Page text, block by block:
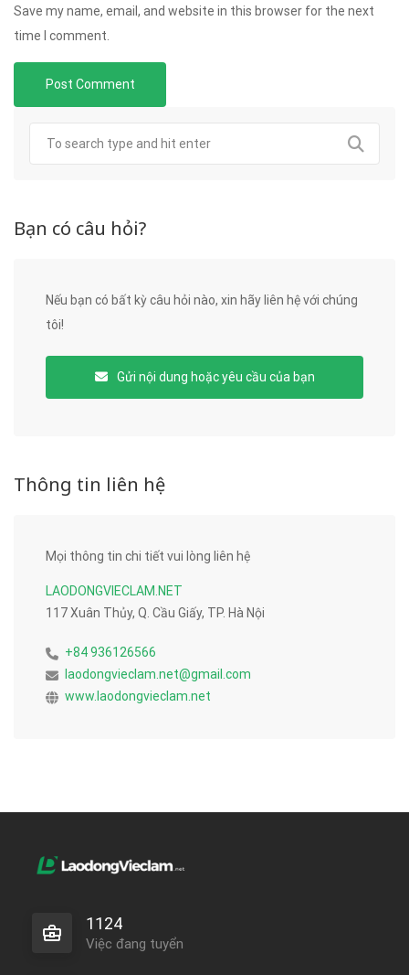
Save my name, email, and website in this browser for the next
time I comment.
Bạn có câu hỏi?
Nếu bạn có bất kỳ câu hỏi nào, xin hãy liên hệ với chúng
tôi!
Gửi nội dung hoặc yêu cầu của bạn
Thông tin liên hệ
Mọi thông tin chi tiết vui lòng liên hệ
LAODONGVIECLAM.NET
117 Xuân Thủy, Q. Cầu Giấy, TP. Hà Nội
+84 936126566
laodongvieclam.net@gmail.com
www.laodongvieclam.net
1124
Việc đang tuyển